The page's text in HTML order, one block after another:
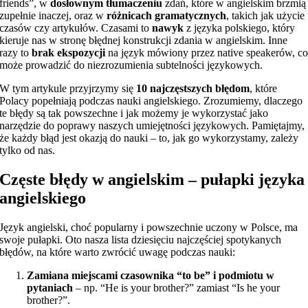
friends”, wdosłownym tłumaczeniu zdań, które w angielskim brzmią
zupełnie inaczej, oraz wróżnicach gramatycznych, takich jak użycie
czasów czy artykułów. Czasami tonawyk z języka polskiego, który
kieruje nas w stronę błędnej konstrukcji zdania w angielskim. Inne
razy tobrak ekspozycji na język mówiony przez native speakerów, co
może prowadzić do niezrozumienia subtelności językowych.
W tym artykule przyjrzymy się 10 najczęstszych błędom, które
Polacy popełniają podczas nauki angielskiego. Zrozumiemy, dlaczego
te błędy są tak powszechne i jak możemy je wykorzystać jako
narzędzie do poprawy naszych umiejętności językowych. Pamiętajmy,
że każdy błąd jest okazją do nauki – to, jak go wykorzystamy, zależy
tylko od nas.
Częste błędy w angielskim – pułapki języka
angielskiego
Język angielski, choć popularny i powszechnie uczony w Polsce, ma
swoje pułapki. Oto nasza lista dziesięciu najczęściej spotykanych
błędów, na które warto zwrócić uwagę podczas nauki:
Zamiana miejscami czasownika “to be” i podmiotu w
pytaniach – np. “He is your brother?” zamiast “Is he your
brother?”.